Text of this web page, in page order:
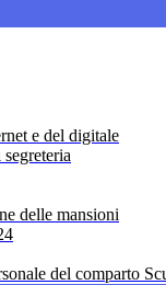
e del digitale
delle mansioni
del comparto